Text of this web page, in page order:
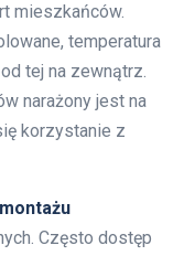
mieszkańców.
temperatura
tej na zewnątrz.
narażony jest na
korzystanie z
Często dostęp